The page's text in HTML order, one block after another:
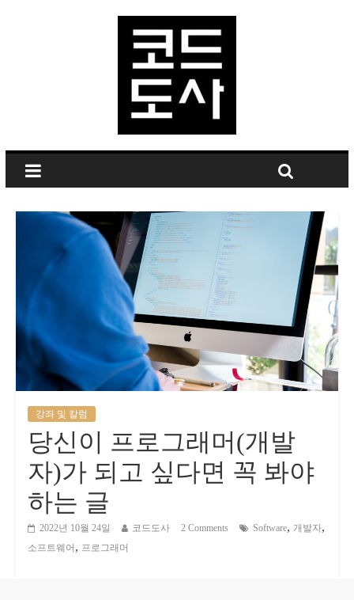
강좌 및 칼럼
당신이 프로그래머(개발
자)가 되고 싶다면 꼭 봐야
하는 글
2022년 10월 24일 코드도사 2 Comments Software, 개발자,
소프트웨어 , 프로그래머